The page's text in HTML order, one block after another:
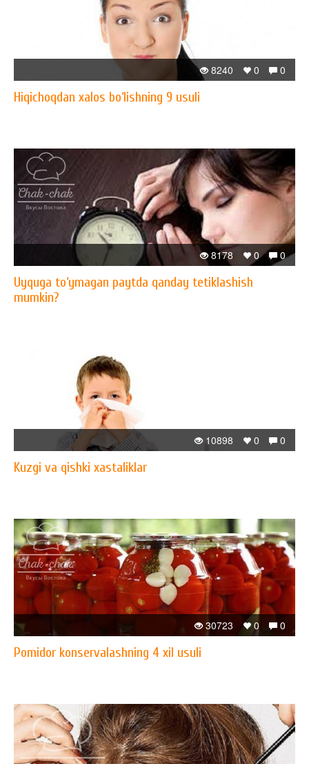
0
0
8240
Hiqichoqdan xalos bo‘lishning 9 usuli
0
0
8178
Uyquga to‘ymagan paytda qanday tetiklashish
mumkin?
0
0
10898
Kuzgi va qishki xastaliklar
0
0
30723
Pomidor konservalashning 4 xil usuli